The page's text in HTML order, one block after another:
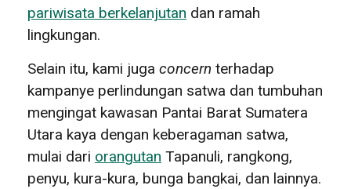
pariwisata berkelanjutan dan ramah
lingkungan.
Selain itu, kami juga concern terhadap
kampanye perlindungan satwa dan tumbuhan
mengingat kawasan Pantai Barat Sumatera
Utara kaya dengan keberagaman satwa,
mulai dari orangutan Tapanuli, rangkong,
penyu, kura-kura, bunga bangkai, dan lainnya.